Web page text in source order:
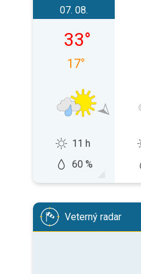
piatok 07. 08.
07. 08.
33°
17°
11 h
60 %
Veterný radar